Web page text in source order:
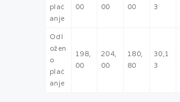
plać
anje
00
00
00
3
Odl
ožen
o
plać
anje
198,
00
204,
00
180,
80
30,1
3